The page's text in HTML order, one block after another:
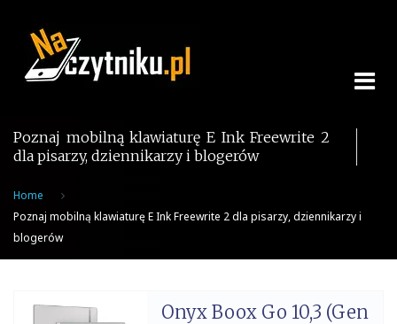
content
Poznaj mobilną klawiaturę E Ink Freewrite 2
dla pisarzy, dziennikarzy i blogerów
Home
Poznaj mobilną klawiaturę E Ink Freewrite 2 dla pisarzy, dziennikarzy i
blogerów
Onyx Boox Go 10,3 (Gen